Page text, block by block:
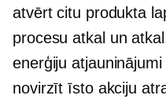
atvērt citu produkta
procesu atkal un
enerģiju
novirzīt īsto akciju